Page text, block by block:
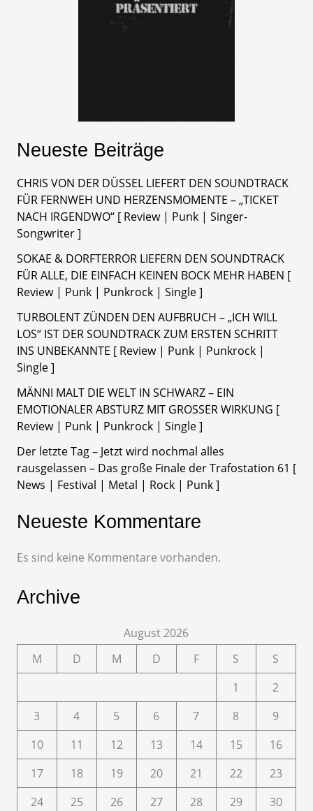
Neueste Beiträge
CHRIS VON DER DÜSSEL LIEFERT DEN SOUNDTRACK
FÜR FERNWEH UND HERZENSMOMENTE – „TICKET
NACH IRGENDWO“ [ Review | Punk | Singer-
Songwriter ]
SOKAE & DORFTERROR LIEFERN DEN SOUNDTRACK
FÜR ALLE, DIE EINFACH KEINEN BOCK MEHR HABEN [
Review | Punk | Punkrock | Single ]
TURBOLENT ZÜNDEN DEN AUFBRUCH – „ICH WILL
LOS“ IST DER SOUNDTRACK ZUM ERSTEN SCHRITT
INS UNBEKANNTE [ Review | Punk | Punkrock |
Single ]
MÄNNI MALT DIE WELT IN SCHWARZ – EIN
EMOTIONALER ABSTURZ MIT GROSSER WIRKUNG [
Review | Punk | Punkrock | Single ]
Der letzte Tag – Jetzt wird nochmal alles
rausgelassen – Das große Finale der Trafostation 61 [
News | Festival | Metal | Rock | Punk ]
Neueste Kommentare
Es sind keine Kommentare vorhanden.
Archive
August 2026
M
D M D F S
S
1
2
3
4 5 6 7 8
9
10
11 12 13 14 15
16
17
18 19 20 21 22
23
24
25 26 27 28 29
30